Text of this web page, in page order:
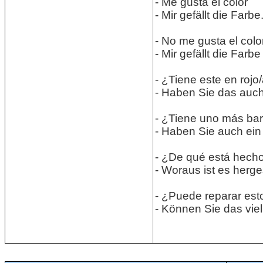
- Mir gefällt die Farbe.
- No me gusta el
- Mir gefällt die
- ¿Tiene este en
- Haben Sie das
- ¿Tiene uno más
- Haben Sie auch
- ¿De qué está
- Woraus ist es
- ¿Puede reparar
- Können Sie das